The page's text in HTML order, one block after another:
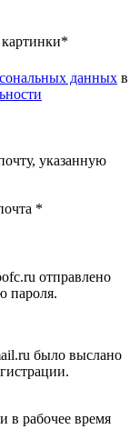
*
данных в
указанную
*
отправлено
пароля.
было выслано
в рабочее время